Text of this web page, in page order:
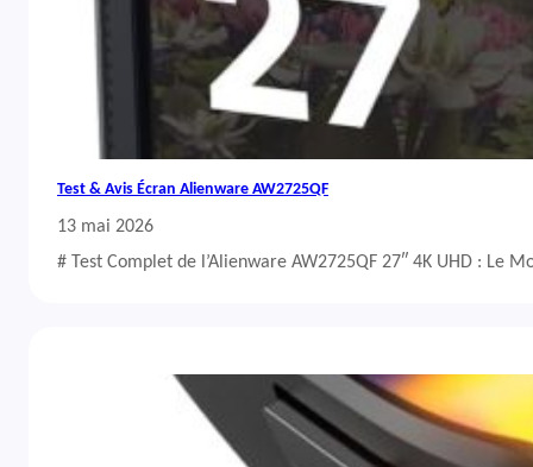
Test & Avis Écran Alienware AW2725QF
13 mai 2026
# Test Complet de l’Alienware AW2725QF 27″ 4K UHD : Le